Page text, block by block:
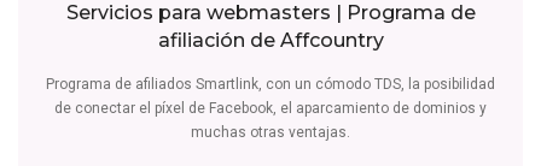
Servicios para webmasters | Programa de
afiliación de Affcountry
Programa de afiliados Smartlink, con un cómodo TDS, la posibilidad
de conectar el píxel de Facebook, el aparcamiento de dominios y
muchas otras ventajas.